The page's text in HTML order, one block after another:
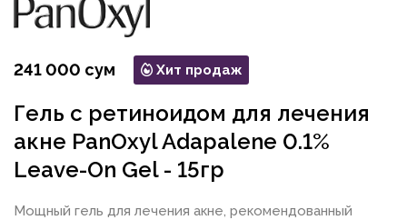
241 000 сум Хит продаж
Гель с ретиноидом для лечения
акне PanOxyl Adapalene 0.1%
Leave-On Gel - 15гр
Мощный гель для лечения акне, рекомендованный